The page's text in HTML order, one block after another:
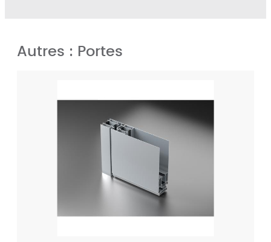
Autres : Portes